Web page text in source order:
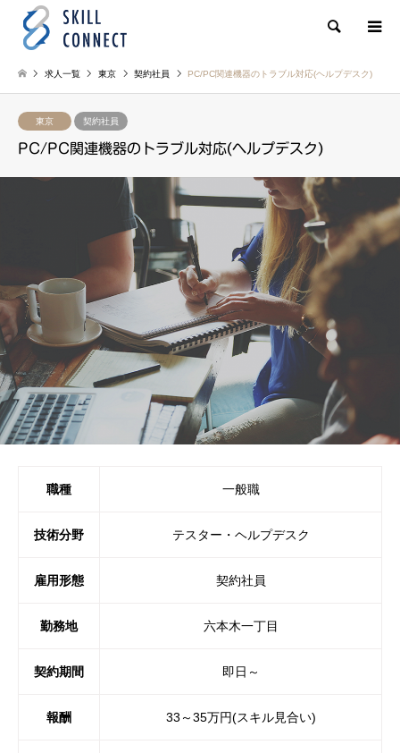
検索
求人一覧 東京 契約社員 PC/PC関連機器のトラブル対応(ヘルプデスク)
東京 契約社員
PC/PC関連機器のトラブル対応(ヘルプデスク)
職種 一般職
技術分野 テスター・ヘルプデスク
雇用形態 契約社員
勤務地 六本木一丁目
契約期間 即日～
報酬 33～35万円(スキル見合い)